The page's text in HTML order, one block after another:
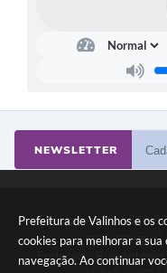
Prefeitura de Valinhos e os
cookies para melhorar a sua
navegação. Ao continuar
NEWSLETTER
Telefone: (19) 3849-
implantação) |
Endereço: Rua Antônio